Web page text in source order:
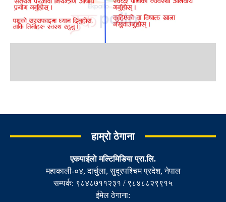
हाम्रो ठेगाना
एकपाईलाे मल्टिमिडिया प्रा.लि.
महाकाली-०४, दार्चुला, सुदूरपश्चिम प्रदेश, नेपाल
सम्पर्क: ९८४८७११२३१ / ९८४८८२९९१५
ईमेल ठेगाना: